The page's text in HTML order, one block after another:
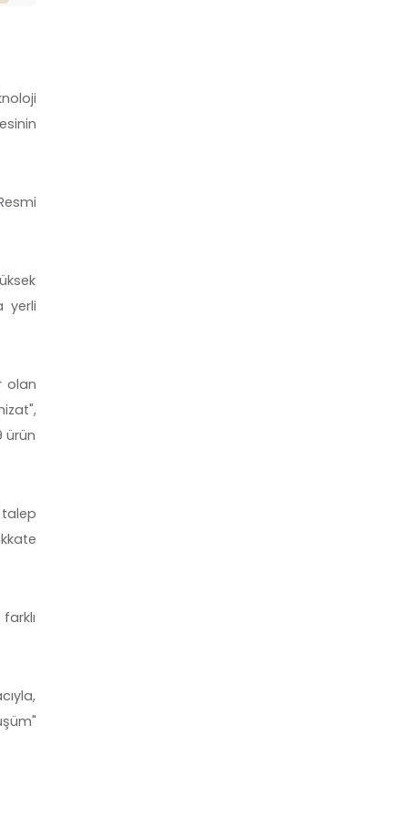
yerli
olan
ürün
talep